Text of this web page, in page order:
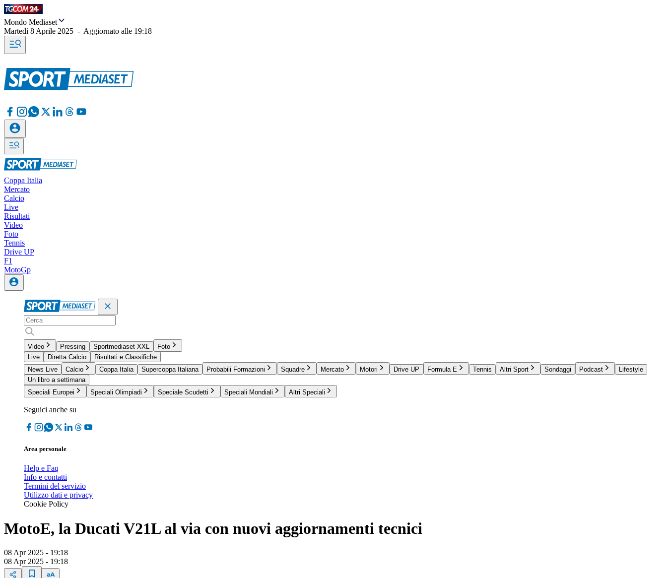
Mondo Mediaset
Martedì 8 Aprile 2025 - Aggiornato alle 19:18
Coppa Italia
Mercato
Calcio
Live
Risultati
Video
Foto
Tennis
Drive UP
F1
MotoGp
Video Pressing Sportmediaset XXL
Foto
Live
Diretta Calcio
Risultati e Classifiche
News Live
Calcio Coppa Italia Supercoppa Italiana Probabili Formazioni Squadre Mercato Motori Drive UP Formula E Tennis Altri Sport Sondaggi Podcast
Lifestyle
Un libro a settimana
Speciali Europei
Speciali Olimpiadi Speciale Scudetti Speciali Mondiali Altri Speciali
Seguici anche su
Area personale
Help e Faq
Info e contatti
Termini del servizio
Utilizzo dati e privacy
Cookie Policy
MotoE, la Ducati V21L al via con nuovi aggiornamenti tecnici
08 Apr 2025 - 19:18
08 Apr 2025 - 19:18